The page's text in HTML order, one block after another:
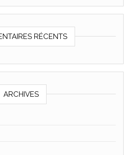
RÉCENTS
ARCHIVES